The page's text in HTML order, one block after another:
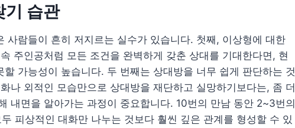
기 습관
사람들이 흔히 저지르는 실수가 있습니다. 첫째, 이상형에 대한
주인공처럼 모든 조건을 완벽하게 갖춘 상대를 기대한다면, 현
가능성이 높습니다. 두 번째는 상대방을 너무 쉽게 판단하는 것
나 외적인 모습만으로 상대방을 재단하고 실망하기보다는, 좀 더
내면을 알아가는 과정이 중요합니다. 10번의 만남 동안 2~3번의
피상적인 대화만 나누는 것보다 훨씬 깊은 관계를 형성할 수 있